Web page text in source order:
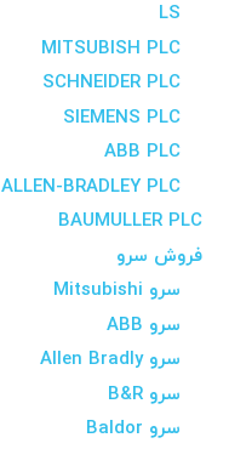
LS
MITSUBISH PLC
SCHNEIDER PLC
SIEMENS PLC
ABB PLC
ALLEN-BRADLEY PLC
BAUMULLER PLC
فروش سرو
سرو Mitsubishi
سرو ABB
سرو Allen Bradly
سرو B&R
سرو Baldor